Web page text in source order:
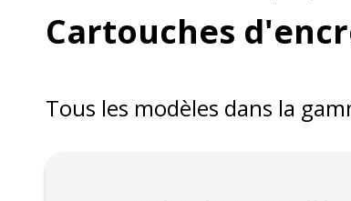
Cartouches
Tous les modèles dans la